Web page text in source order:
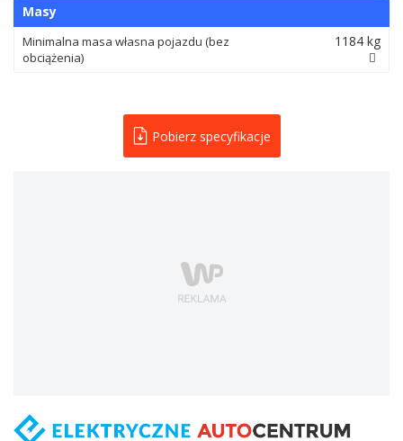
Masy
Minimalna masa własna pojazdu (bez
obciążenia)
1184 kg
Pobierz specyfikacje